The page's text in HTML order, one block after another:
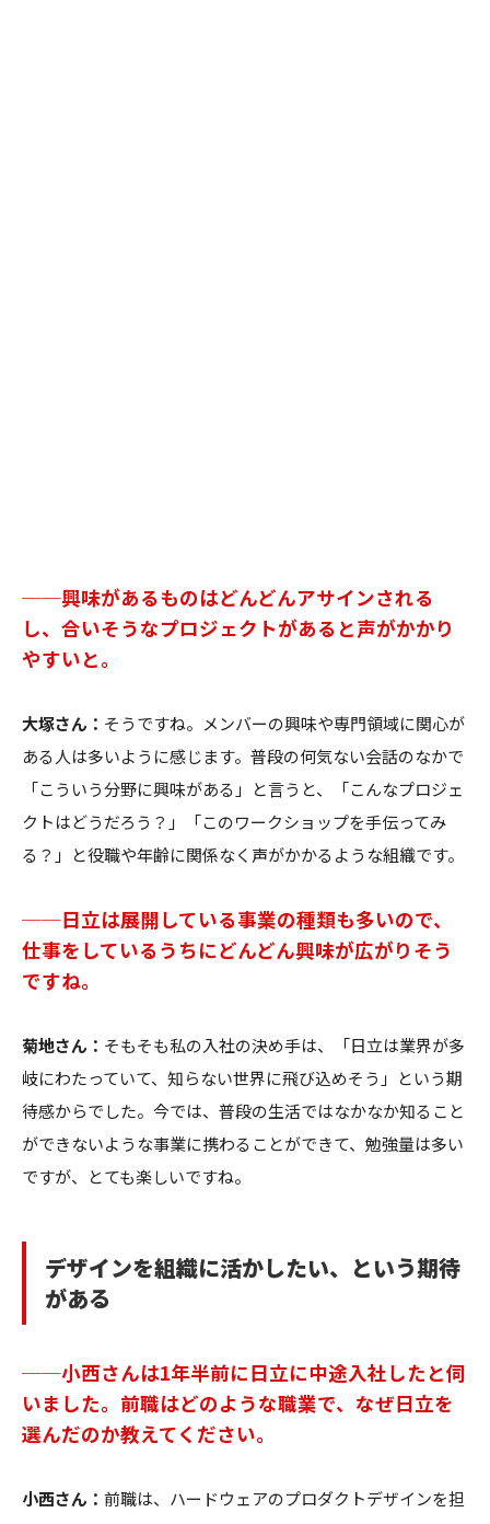
──興味があるものはどんどんアサインされる
し、合いそうなプロジェクトがあると声がかかり
やすいと。
大塚さん： そうですね。メンバーの興味や専門領域に関心が
ある人は多いように感じます。普段の何気ない会話のなかで
「こういう分野に興味がある」と言うと、「こんなプロジェ
クトはどうだろう？」「このワークショップを手伝ってみ
る？」と役職や年齢に関係なく声がかかるような組織です。
──日立は展開している事業の種類も多いので、
仕事をしているうちにどんどん興味が広がりそう
ですね。
菊地さん： そもそも私の入社の決め手は、「日立は業界が多
岐にわたっていて、知らない世界に飛び込めそう」という期
待感からでした。今では、普段の生活ではなかなか知ること
ができないような事業に携わることができて、勉強量は多い
ですが、とても楽しいですね。
デザインを組織に活かしたい、という期待
がある
──小西さんは1年半前に日立に中途入社したと伺
いました。前職はどのような職業で、なぜ日立を
選んだのか教えてください。
小西さん： 前職は、ハードウェアのプロダクトデザインを担